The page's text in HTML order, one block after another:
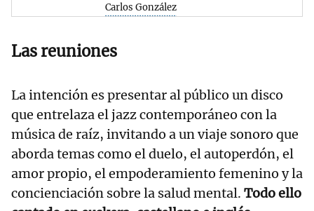
Carlos González
Las reuniones
La intención es presentar al público un disco
que entrelaza el jazz contemporáneo con la
música de raíz, invitando a un viaje sonoro que
aborda temas como el duelo, el autoperdón, el
amor propio, el empoderamiento femenino y la
concienciación sobre la salud mental. Todo ello